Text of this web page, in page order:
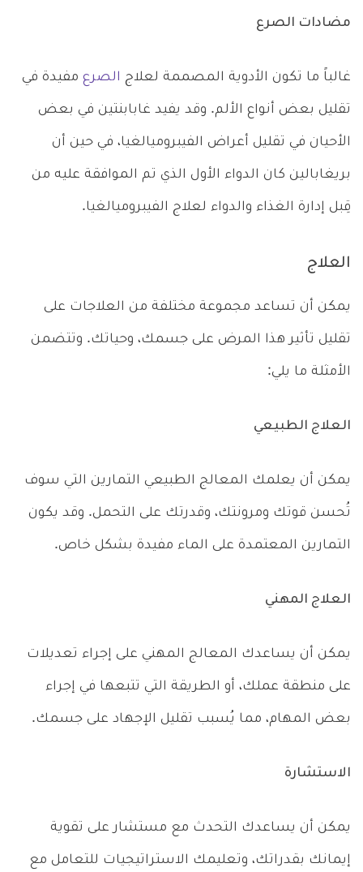
مضادات الصرع
غالباً ما تكون الأدوية المصممة لعلاج الصرع مفيدة في
تقليل بعض أنواع الألم. وقد يفيد غابابنتين في بعض
الأحيان في تقليل أعراض الفيبروميالغيا، في حين أن
بريغابالين كان الدواء الأول الذي تم الموافقة عليه من
قِبل إدارة الغذاء والدواء لعلاج الفيبروميالغيا.
العلاج
يمكن أن تساعد مجموعة مختلفة من العلاجات على
تقليل تأثير هذا المرض على جسمك، وحياتك. وتتضمن
الأمثلة ما يلي:
العلاج الطبيعي
يمكن أن يعلمك المعالج الطبيعي التمارين التي سوف
تُحسن قوتك ومرونتك، وقدرتك على التحمل. وقد يكون
التمارين المعتمدة على الماء مفيدة بشكل خاص.
العلاج المهني
يمكن أن يساعدك المعالج المهني على إجراء تعديلات
على منطقة عملك، أو الطريقة التي تتبعها في إجراء
بعض المهام، مما يُسبب تقليل الإجهاد على جسمك.
الاستشارة
يمكن أن يساعدك التحدث مع مستشار على تقوية
إيمانك بقدراتك، وتعليمك الاستراتيجيات للتعامل مع